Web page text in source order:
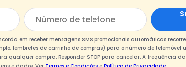
em receber mensagens SMS promocionais automáticas
lembretes de carrinho de compras) para o número de telemóvel
qualquer compra. Responder STOP para cancelar. A frequência